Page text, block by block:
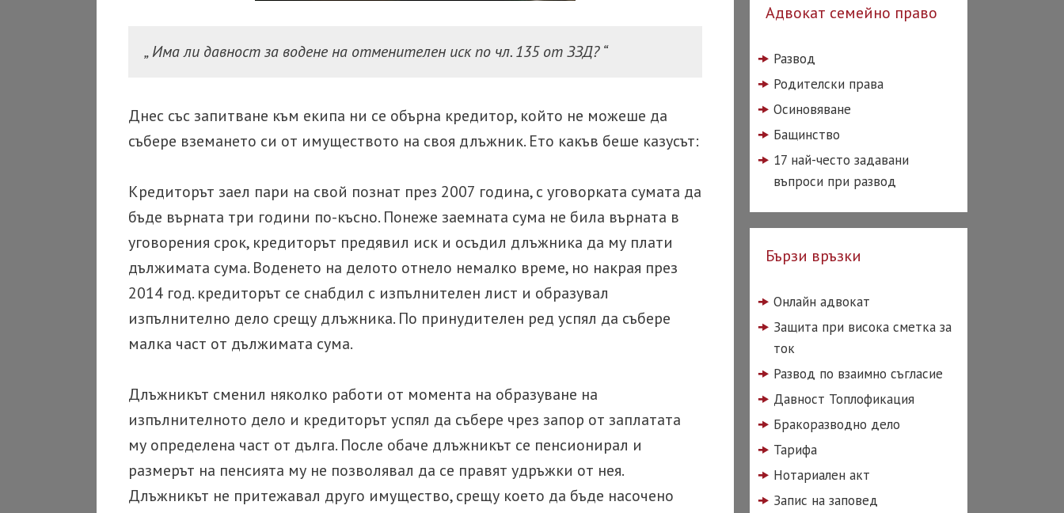
„ Има ли давност за водене на отменителен иск по чл. 135 от ЗЗД? “
Днес със запитване към екипа ни се обърна кредитор, който не можеше да
събере вземането си от имуществото на своя длъжник. Ето какъв беше казусът:
Кредиторът заел пари на свой познат през 2007 година, с уговорката сумата да
бъде върната три години по-късно. Понеже заемната сума не била върната в
уговорения срок, кредиторът предявил иск и осъдил длъжника да му плати
дължимата сума. Воденето на делото отнело немалко време, но накрая през
2014 год. кредиторът се снабдил с изпълнителен лист и образувал
изпълнително дело срещу длъжника. По принудителен ред успял да събере
малка част от дължимата сума.
Длъжникът сменил няколко работи от момента на образуване на
изпълнителното дело и кредиторът успял да събере чрез запор от заплатата
му определена част от дълга. После обаче длъжникът се пенсионирал и
размерът на пенсията му не позволявал да се правят удръжки от нея.
Длъжникът не притежавал друго имущество, срещу което да бъде насочено
Адвокат семейно право
Развод
Родителски права
Осиновяване
Бащинство
17 най-често задавани
въпроси при развод
Бързи връзки
Онлайн адвокат
Защита при висока сметка за
ток
Развод по взаимно съгласие
Давност Топлофикация
Бракоразводно дело
Тарифа
Нотариален акт
Запис на заповед